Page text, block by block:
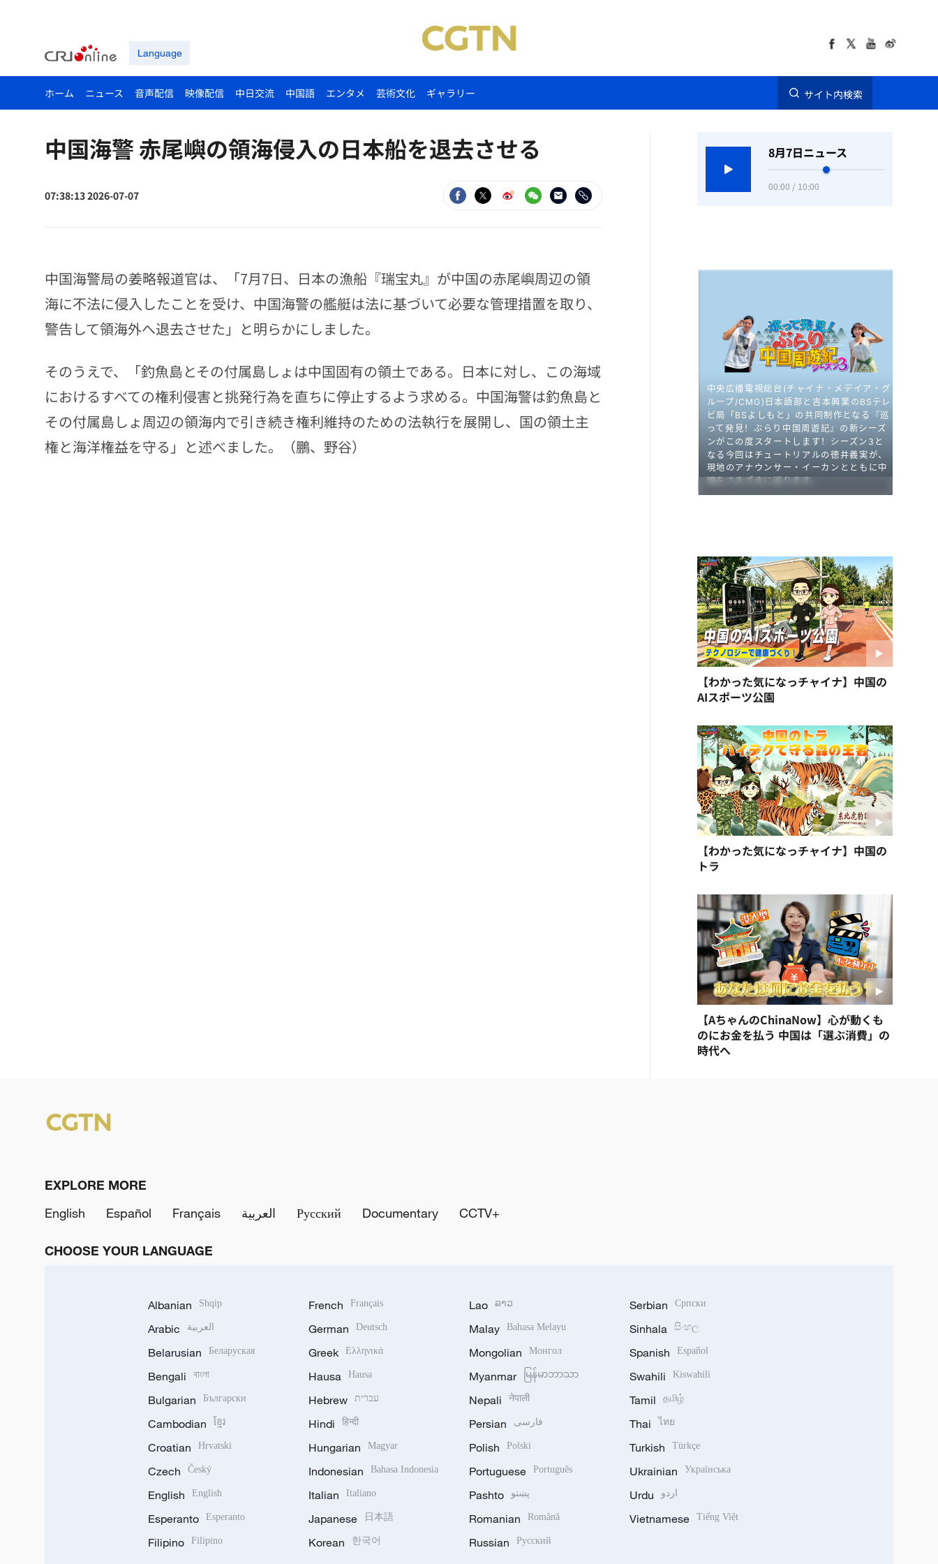
Language
ホーム ニュース 音声配信 映像配信 中日交流 中国語 エンタメ 芸術文化 ギャラリー サイト内検索
中国海警 赤尾嶼の領海侵入の日本船を退去させる
07:38:13 2026-07-07
中国海警局の姜略報道官は、「7月7日、日本の漁船『瑞宝丸』が中国の赤尾嶼周辺の領
海に不法に侵入したことを受け、中国海警の艦艇は法に基づいて必要な管理措置を取り、
警告して領海外へ退去させた」と明らかにしました。
そのうえで、「釣魚島とその付属島しょは中国固有の領土である。日本に対し、この海域
におけるすべての権利侵害と挑発行為を直ちに停止するよう求める。中国海警は釣魚島と
その付属島しょ周辺の領海内で引き続き権利維持のための法執行を展開し、国の領土主
権と海洋権益を守る」と述べました。（鵬、野谷）
8月7日ニュース
00:00 / 10:00
【わかった気になっチャイナ】中国の
AIスポーツ公園
【わかった気になっチャイナ】中国の
トラ
【AちゃんのChinaNow】心が動くも
のにお金を払う 中国は「選ぶ消費」の
時代へ
EXPLORE MORE
English
Español Français العربية Русский Documentary CCTV+
CHOOSE YOUR LANGUAGE
Albanian Shqip
Arabic العربية
Belarusian Беларуская
Bengali বাংলা
Bulgarian Български
Cambodian ខ្មែរ
Croatian Hrvatski
Czech Český
English English
Esperanto Esperanto
Filipino Filipino
French Français
German Deutsch
Greek Ελληνικά
Hausa Hausa
Hebrew עברית
Hindi हिन्दी
Hungarian Magyar
Indonesian Bahasa Indonesia
Italian Italiano
Japanese 日本語
Korean 한국어
Lao ລາວ
Malay Bahasa Melayu
Mongolian Монгол
Myanmar မြန်မာဘာသာ
Nepali नेपाली
Persian فارسی
Polish Polski
Portuguese Português
Pashto پښتو
Romanian Română
Russian Русский
Serbian Српски
Sinhala සිංහල
Spanish Español
Swahili Kiswahili
Tamil தமிழ்
Thai ไทย
Turkish Türkçe
Ukrainian Українська
Urdu اردو
Vietnamese Tiếng Việt